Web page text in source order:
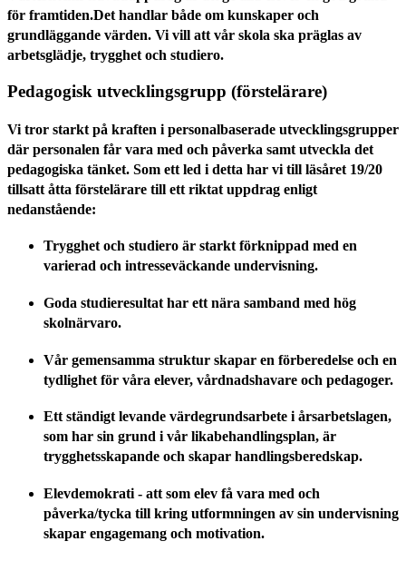
för framtiden.Det handlar både om kunskaper och
grundläggande värden. Vi vill att vår skola ska präglas av
arbetsglädje, trygghet och studiero.
Pedagogisk utvecklingsgrupp (förstelärare)
Vi tror starkt på kraften i personalbaserade utvecklingsgrupper
där personalen får vara med och påverka samt utveckla det
pedagogiska tänket. Som ett led i detta har vi till läsåret 19/20
tillsatt åtta förstelärare till ett riktat uppdrag enligt
nedanstående:
Trygghet och studiero är starkt förknippad med en
varierad och intresseväckande undervisning.
Goda studieresultat har ett nära samband med hög
skolnärvaro.
Vår gemensamma struktur skapar en förberedelse och en
tydlighet för våra elever, vårdnadshavare och pedagoger.
Ett ständigt levande värdegrundsarbete i årsarbetslagen,
som har sin grund i vår likabehandlingsplan, är
trygghetsskapande och skapar handlingsberedskap.
Elevdemokrati - att som elev få vara med och
påverka/tycka till kring utformningen av sin undervisning
skapar engagemang och motivation.